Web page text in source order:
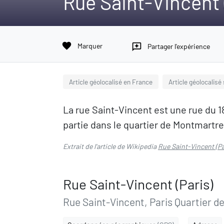
favorite Marquer reviews Partager l'expérience
Article géolocalisé en France Article géolocalisé
La rue Saint-Vincent est une rue du
partie dans le quartier de
Extrait de l'article de WikipediaRue Saint-Vincent
Rue Saint-Vincent (Paris)
Rue Saint-Vincent, Paris Quartier